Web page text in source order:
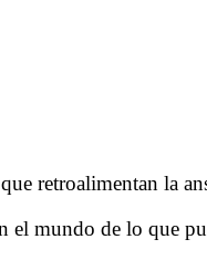
retroalimentan la
el mundo de lo que